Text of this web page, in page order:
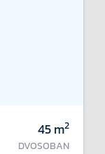
45m2
DVOSOBAN